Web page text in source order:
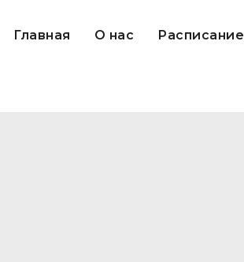
Главная О нас Расписание